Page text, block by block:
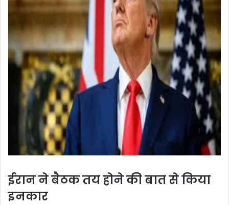
ईरान ने बैठक तय होने की बात से किया
इनकार